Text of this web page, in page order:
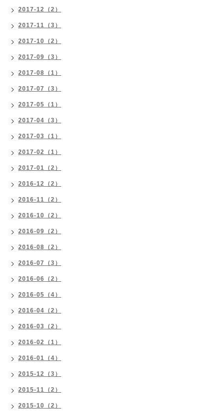
2017-12（2）
2017-11（3）
2017-10（2）
2017-09（3）
2017-08（1）
2017-07（3）
2017-05（1）
2017-04（3）
2017-03（1）
2017-02（1）
2017-01（2）
2016-12（2）
2016-11（2）
2016-10（2）
2016-09（2）
2016-08（2）
2016-07（3）
2016-06（2）
2016-05（4）
2016-04（2）
2016-03（2）
2016-02（1）
2016-01（4）
2015-12（3）
2015-11（2）
2015-10（2）